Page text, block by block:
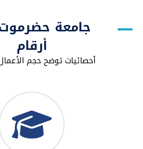
جامعة
أرقام
أحصائيات توضح حجم